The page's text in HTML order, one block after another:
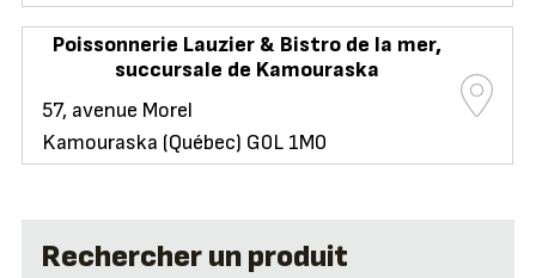
Rechercher un produit
Poissonnerie Lauzier & Bistro de la mer,
succursale de Kamouraska
57, avenue Morel
Kamouraska (Québec) G0L 1M0